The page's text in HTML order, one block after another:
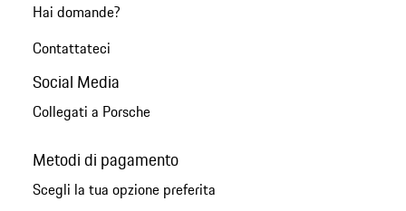
Hai domande?
Contattateci
Social Media
Collegati a Porsche
Metodi di pagamento
Scegli la tua opzione preferita